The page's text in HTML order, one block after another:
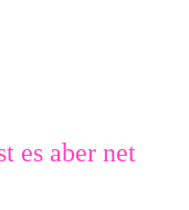
es aber net